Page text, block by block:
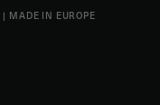
| MADE IN EUROPE